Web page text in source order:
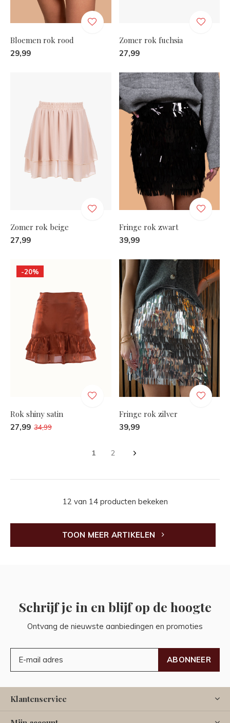
Bloemen rok rood
29,99
Zomer rok fuchsia
27,99
Zomer rok beige
27,99
Fringe rok zwart
39,99
-20%
Rok shiny satin
27,99 34,99
Fringe rok zilver
39,99
1 2
12 van 14 producten bekeken
TOON MEER ARTIKELEN
Schrijf je in en blijf op de hoogte
Ontvang de nieuwste aanbiedingen en promoties
ABONNEER
Klantenservice